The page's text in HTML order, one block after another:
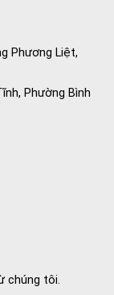
Phương Liệt,
Phường Bình
chúng tôi.